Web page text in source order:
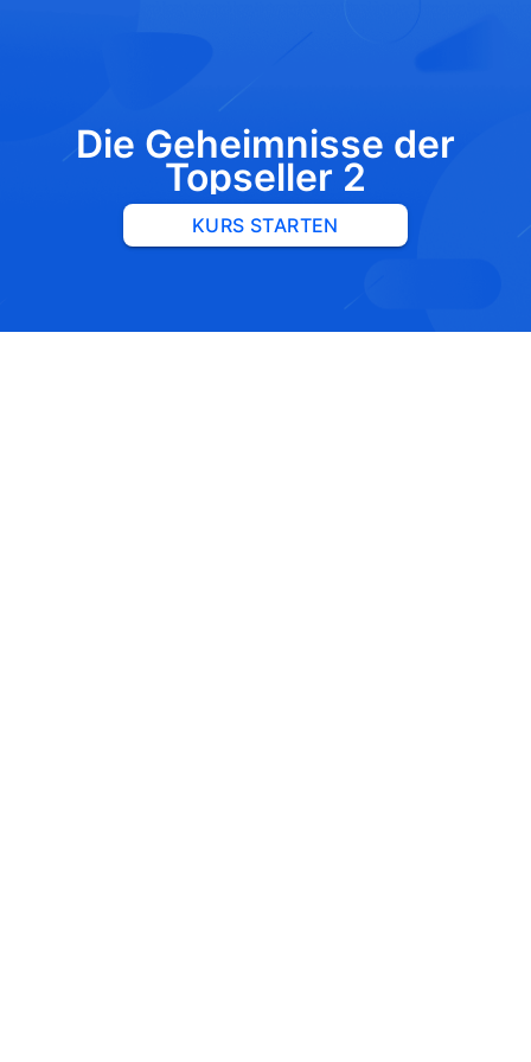
Die Geheimnisse der
Topseller 2
KURS STARTEN